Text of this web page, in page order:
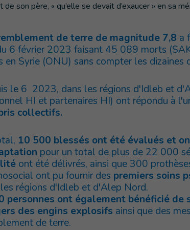
de son père, « qu’elle se devait d’exaucer » en sa
de terre de magnitude 7,8 a
6 février 2023 faisant 45 089 morts
en Syrie (ONU) sans compter les dizaines
le 6 2023, dans les régions d'Idleb et
HI et partenaires HI) ont répondu à
collectifs.
10 500 blessés ont été évalués et
pour un total de plus de 22 000
ont été délivrés, ainsi que 300
ont pu fournir des premiers soins
régions d'Idleb et d'Alep Nord.
personnes ont également bénéficié de
des engins explosifs ainsi que des
de terre.